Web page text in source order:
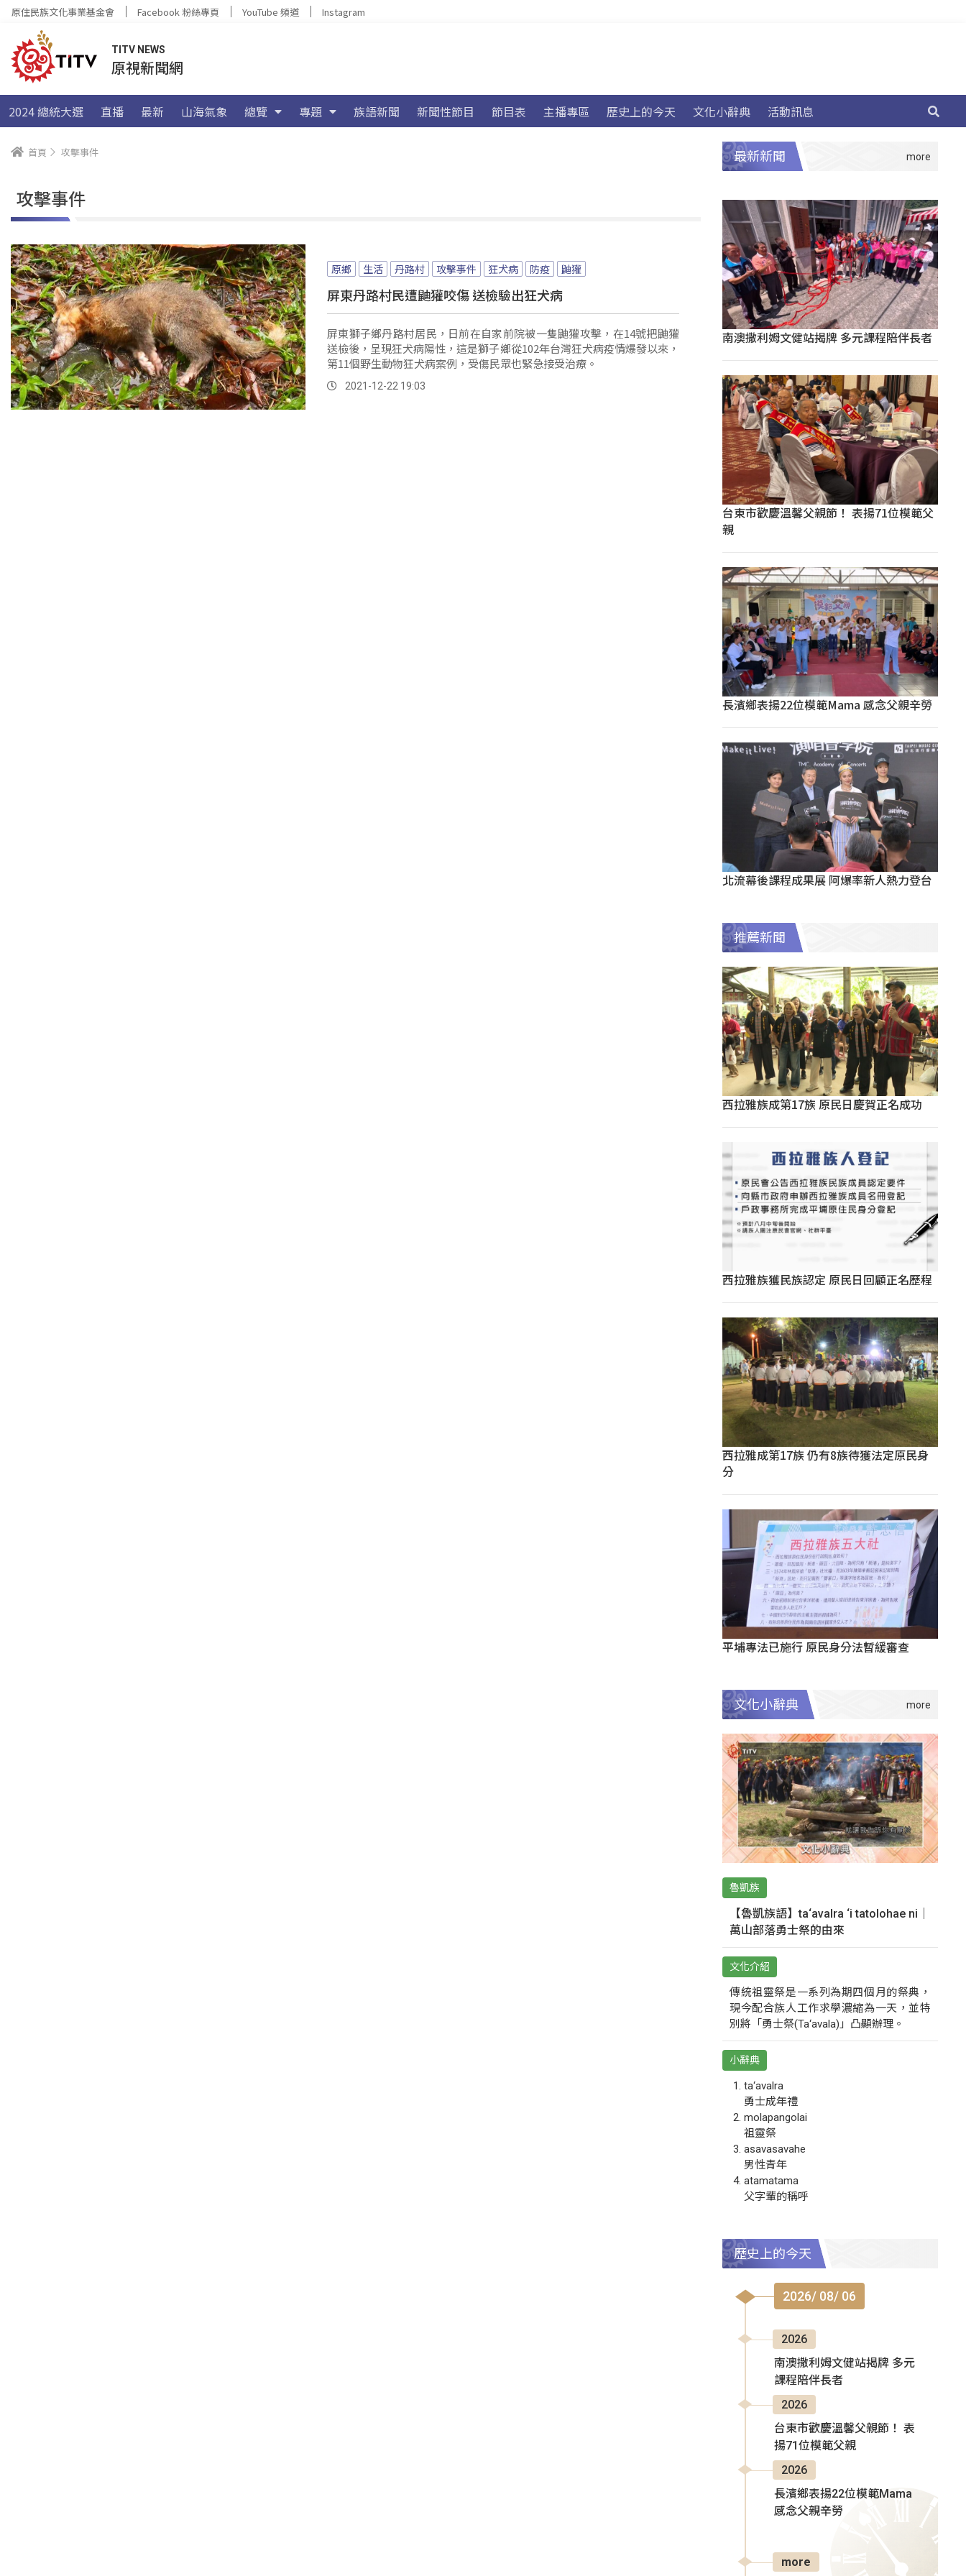
原住民族文化事業基金會 Facebook 粉絲專頁 YouTube 頻道 Instagram
TITV NEWS
原視新聞網
2024 總統大選 直播 最新 山海氣象 總覽 專題 族語新聞 新聞性節目 節目表 主播專區 歷史上的今天 文化小辭典 活動訊息
首頁 攻擊事件
攻擊事件
原鄉 生活 丹路村 攻擊事件 狂犬病 防疫 鼬獾
屏東丹路村民遭鼬獾咬傷 送檢驗出狂犬病
屏東獅子鄉丹路村居民，日前在自家前院被一隻鼬獾攻擊，在14號把鼬獾
送檢後，呈現狂犬病陽性，這是獅子鄉從102年台灣狂犬病疫情爆發以來，
第11個野生動物狂犬病案例，受傷民眾也緊急接受治療。
2021-12-22 19:03
最新新聞
南澳撒利姆文健站揭牌 多元課程陪伴長者
台東市歡慶溫馨父親節！ 表揚71位模範父
親
長濱鄉表揚22位模範Mama 感念父親辛勞
北流幕後課程成果展 阿爆率新人熱力登台
推薦新聞
西拉雅族成第17族 原民日慶賀正名成功
西拉雅族獲民族認定 原民日回顧正名歷程
西拉雅成第17族 仍有8族待獲法定原民身
分
平埔專法已施行 原民身分法暫緩審查
文化小辭典
魯凱族
【魯凱族語】ta‘avalra ‘i tatolohae ni｜
萬山部落勇士祭的由來
文化介紹
傳統祖靈祭是一系列為期四個月的祭典，
現今配合族人工作求學濃縮為一天，並特
別將「勇士祭(Ta‘avala)」凸顯辦理。
小辭典
ta‘avalra
勇士成年禮
molapangolai
祖靈祭
asavasavahe
男性青年
atamatama
父字輩的稱呼
歷史上的今天
2026/ 08/ 06
2026
南澳撒利姆文健站揭牌 多元
課程陪伴長者
2026
台東市歡慶溫馨父親節！ 表
揚71位模範父親
2026
長濱鄉表揚22位模範Mama
感念父親辛勞
more